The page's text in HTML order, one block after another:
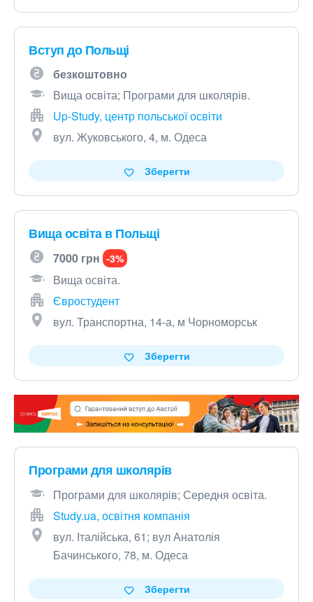
Вступ до Польщі
безкоштовно
Вища освіта; Програми для школярів.
Up-Study, центр польської освіти
вул. Жуковського, 4, м. Одеса
Зберегти
Вища освіта в Польщі
7000 грн -3%
Вища освіта.
Євростудент
вул. Транспортна, 14-а, м Чорноморськ
Зберегти
Програми для школярів
Програми для школярів; Середня освіта.
Study.ua, освітня компанія
вул. Італійська, 61; вул Анатолія
Бачинського, 78, м. Одеса
Зберегти